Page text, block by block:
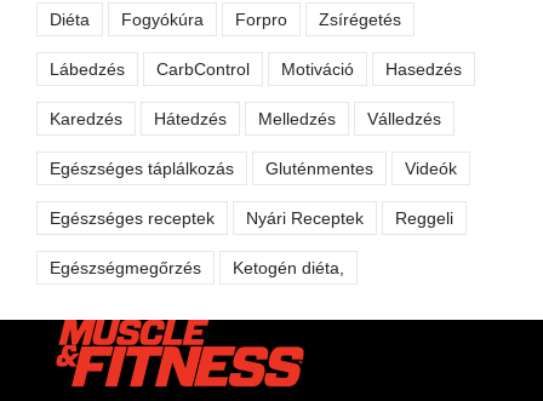
Diéta Fogyókúra Forpro Zsírégetés
Lábedzés CarbControl Motiváció Hasedzés
Karedzés Hátedzés Melledzés Válledzés
Egészséges táplálkozás Gluténmentes Videók
Egészséges receptek Nyári Receptek Reggeli
Egészségmegőrzés Ketogén diéta,